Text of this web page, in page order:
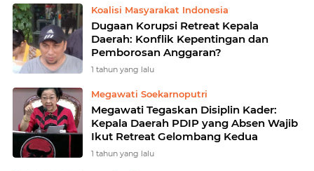
Koalisi Masyarakat Indonesia
Dugaan Korupsi Retreat Kepala
Daerah: Konflik Kepentingan dan
Pemborosan Anggaran?
1 tahun yang lalu
Megawati Soekarnoputri
Megawati Tegaskan Disiplin Kader:
Kepala Daerah PDIP yang Absen Wajib
Ikut Retreat Gelombang Kedua
1 tahun yang lalu